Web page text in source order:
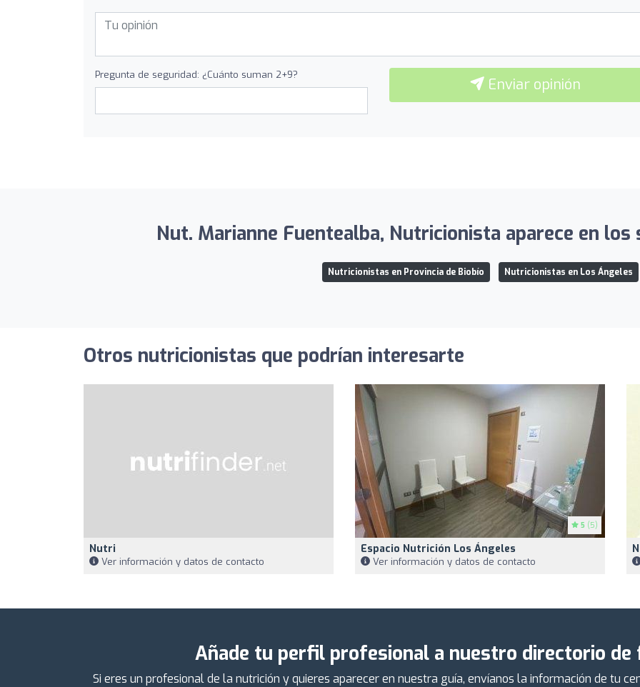
Pregunta de seguridad: ¿Cuánto suman 2+9?
Enviar opinión
Nut. Marianne Fuentealba, Nutricionista aparece en
Nutricionistas en Provincia de Biobío Nutricionistas en Los Ángeles
Otros nutricionistas que podrían interesarte
Nutri
Ver información y datos de contacto
5 (5)
Espacio Nutrición Los Ángeles
Ver información y datos de contacto
Añade tu perfil profesional a nuestro directorio
Si eres un profesional de la nutrición y quieres aparecer en nuestra guía, envíanos la información de tu